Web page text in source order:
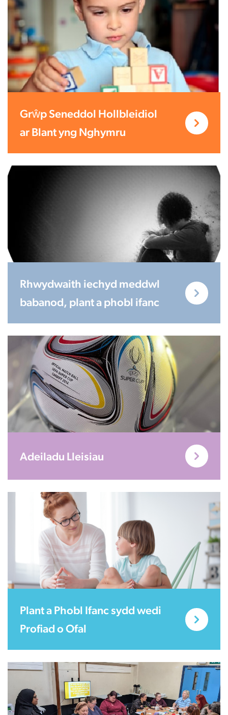
Grŵp Seneddol Hollbleidiol
ar Blant yng Nghymru
Rhwydwaith iechyd meddwl
babanod, plant a phobl ifanc
Adeiladu Lleisiau
Plant a Phobl Ifanc sydd wedi
Profiad o Ofal